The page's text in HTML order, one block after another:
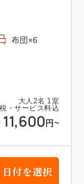
大人 2名 1室
税・サービス料込
11,600 円~
布団×6
日付を選択